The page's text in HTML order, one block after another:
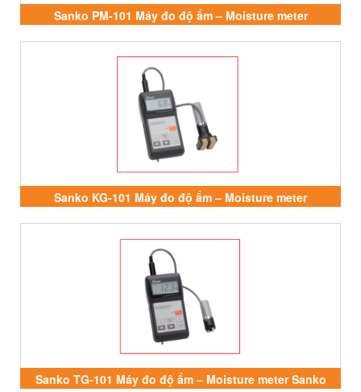
Sanko PM-101 Máy đo độ ẩm – Moisture meter
Sanko KG-101 Máy đo độ ẩm – Moisture meter
Sanko TG-101 Máy đo độ ẩm – Moisture meter Sanko